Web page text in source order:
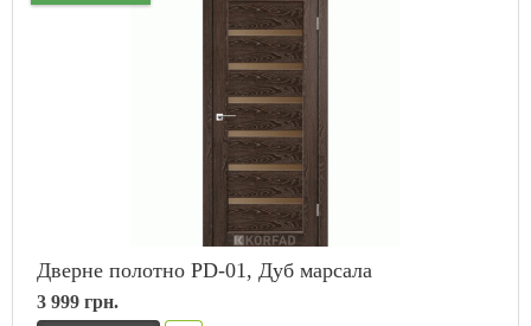
Дверне полотно PD-01, Дуб марсала
3 999 грн.